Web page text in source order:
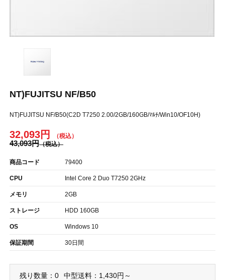
NT)FUJITSU NF/B50
NT)FUJITSU NF/B50(C2D T7250 2.00/2GB/160GB/ﾏﾙﾁ/Win10/OF10H)
32,093円
43,093円
商品コード 79400
CPU Intel Core 2 Duo T7250 2GHz
メモリ 2GB
ストレージ HDD 160GB
OS Windows 10
保証期間 30日間
残り数量：0 中型送料：1,430円～